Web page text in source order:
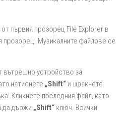
първия прозорец File Explorer в
Музикалните файлове се
вътрешно устройство за
натиснете „Shift“ и щракнете
Кликнете последния файл, като
да държи „Shift“ ключ. Всички